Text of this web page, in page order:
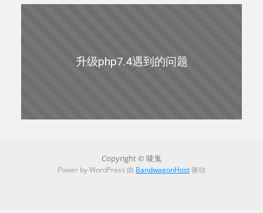
升级php7.4遇到的问题
Copyright © 唛鬼
Power by WordPress 由 BandwagonHost驱动